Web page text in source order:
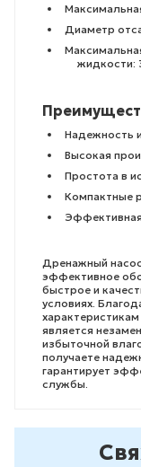
Диаметр
жидкости:
Надежность
Высокая
Простота в
Компактные
Дренажный
эффективное
быстрое и
условиях.
является
избыточной
получаете
гарантирует
службы.